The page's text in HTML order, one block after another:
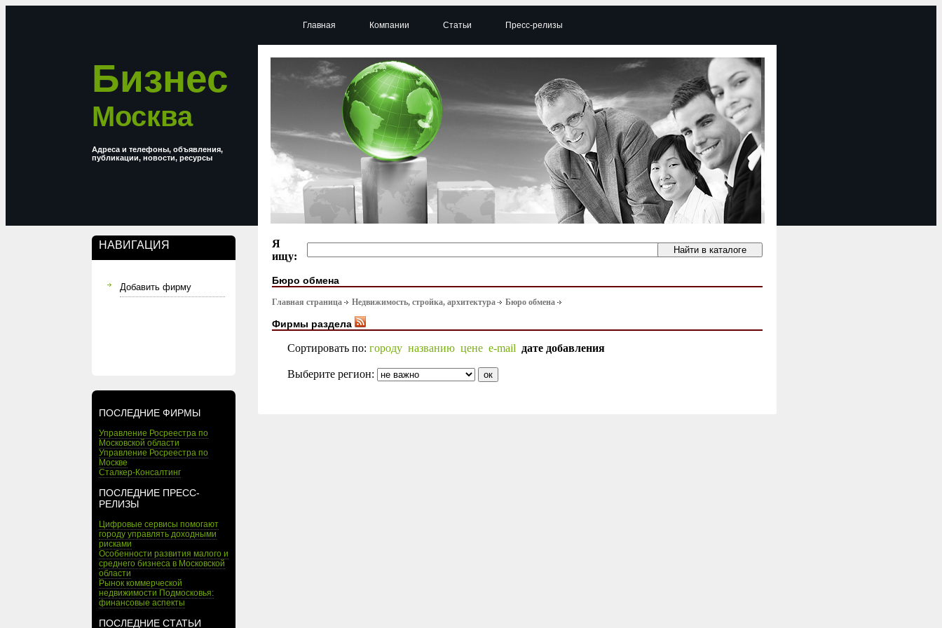
Бизнес
Москва
Адреса и телефоны, объявления,
публикации, новости, ресурсы
НАВИГАЦИЯ
Добавить фирму
ПОСЛЕДНИЕ ФИРМЫ
Управление Росреестра по
Московской области
Управление Росреестра по
Москве
Сталкер-Консалтинг
ПОСЛЕДНИЕ ПРЕСС-
РЕЛИЗЫ
Цифровые сервисы помогают
городу управлять доходными
рисками
Особенности развития малого и
среднего бизнеса в Московской
области
Рынок коммерческой
недвижимости Подмосковья:
финансовые аспекты
ПОСЛЕДНИЕ СТАТЬИ
Главная Компании Статьи Пресс-релизы
Я
ищу:
Бюро обмена
Главная страница Недвижимость, стройка, архитектура Бюро обмена
Фирмы раздела
Сортировать по: городу названию цене e-mail дате добавления
Выберите регион: